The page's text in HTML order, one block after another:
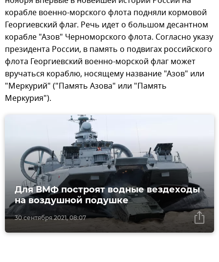
корабле военно-морского флота подняли кормовой
Георгиевский флаг. Речь идет о большом десантном
корабле "Азов" Черноморского флота. Согласно указу
президента России, в память о подвигах российского
флота Георгиевский военно-морской флаг может
вручаться кораблю, носящему название "Азов" или
"Меркурий" ("Память Азова" или "Память
Меркурия").
30 сентября 2021, 08:07
Для ВМФ построят водные вездеходы
на воздушной подушке